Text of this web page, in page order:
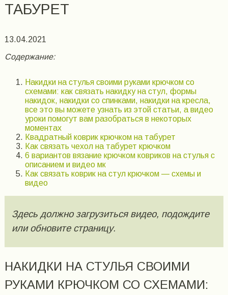
ТАБУРЕТ
13.04.2021
Содержание:
Накидки на стулья своими руками крючком со
схемами: как связать накидку на стул, формы
накидок, накидки со спинками, накидки на кресла,
все это вы можете узнать из этой статьи, а видео
уроки помогут вам разобраться в некоторых
моментах
Квадратный коврик крючком на табурет
Как связать чехол на табурет крючком
6 вариантов вязание крючком ковриков на стулья с
описанием и видео мк
Как связать коврик на стул крючком — схемы и
видео
Здесь должно загрузиться видео, подождите
или обновите страницу.
НАКИДКИ НА СТУЛЬЯ СВОИМИ
РУКАМИ КРЮЧКОМ СО СХЕМАМИ: